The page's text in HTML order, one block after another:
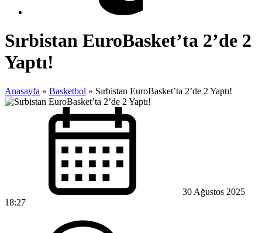
Sırbistan EuroBasket’ta 2’de 2
Yaptı!
Anasayfa » Basketbol » Sırbistan EuroBasket’ta 2’de 2 Yaptı!
30 Ağustos 2025
18:27